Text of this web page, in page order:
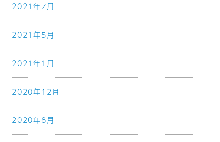
2021年7月
2021年5月
2021年1月
2020年12月
2020年8月